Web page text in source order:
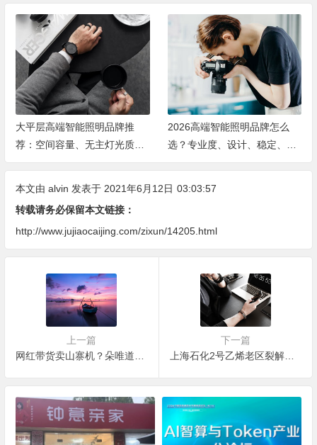
大平层高端智能照明品牌推
荐：空间容量、无主灯光质、
全屋定制、长期售后四个维度
2026高端智能照明品牌怎么
选？专业度、设计、稳定、服
务四大维度深度盘点
本文由 alvin 发表于 2021年6月12日 03:03:57
转载请务必保留本文链接：
http://www.jujiaocaijing.com/zixun/14205.html
上一篇
下一篇
上海石化2号乙烯老区裂解炉区域管线发生闪爆事故 14人烧伤送医